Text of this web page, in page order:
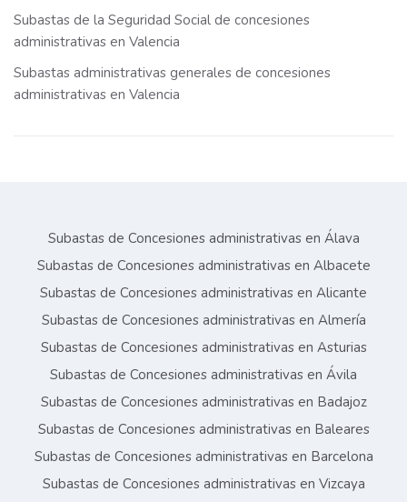
Subastas de la Seguridad Social de concesiones
administrativas en Valencia
Subastas administrativas generales de concesiones
administrativas en Valencia
Subastas de Concesiones administrativas en Álava
Subastas de Concesiones administrativas en Albacete
Subastas de Concesiones administrativas en Alicante
Subastas de Concesiones administrativas en Almería
Subastas de Concesiones administrativas en Asturias
Subastas de Concesiones administrativas en Ávila
Subastas de Concesiones administrativas en Badajoz
Subastas de Concesiones administrativas en Baleares
Subastas de Concesiones administrativas en Barcelona
Subastas de Concesiones administrativas en Vizcaya